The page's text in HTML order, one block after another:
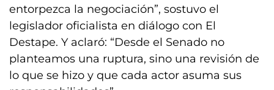
entorpezca la negociación”, sostuvo el
legislador oficialista en diálogo con El
Destape. Y aclaró: “Desde el Senado no
planteamos una ruptura, sino una revisión de
lo que se hizo y que cada actor asuma sus